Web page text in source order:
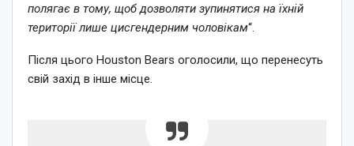
полягає в тому, щоб дозволяти зупинятися на їхній
території лише цисгендерним чоловікам“.
Після цього Houston Bears оголосили, що перенесуть
свій захід в інше місце.